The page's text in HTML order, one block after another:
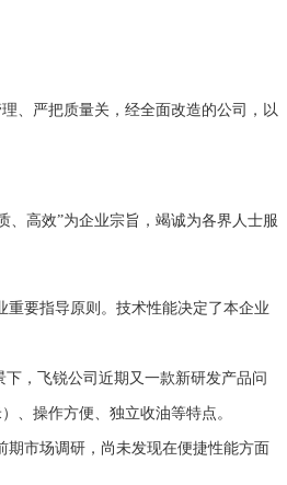
、严把质量关，经全面改造的公司，以
高效”为企业宗旨，竭诚为各界人士服
要指导原则。技术性能决定了本企业
，飞锐公司近期又一款新研发产品问
、操作方便、独立收油等特点。
市场调研，尚未发现在便捷性能方面